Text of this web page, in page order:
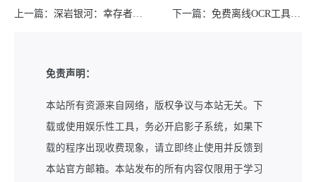
上一篇： 深岩银河：幸存者/Deep Rock Galactic: Survivor 下一篇：免费离线OCR工具识字精灵 V1.0.0.2
免责声明：
本站所有资源来自网络，版权争议与本站无关。下
载或使用娱乐性工具，务必开启影子系统，如果下
载的程序出现收费现象，请立即终止使用并反馈到
本站官方邮箱。本站发布的所有内容仅限用于学习